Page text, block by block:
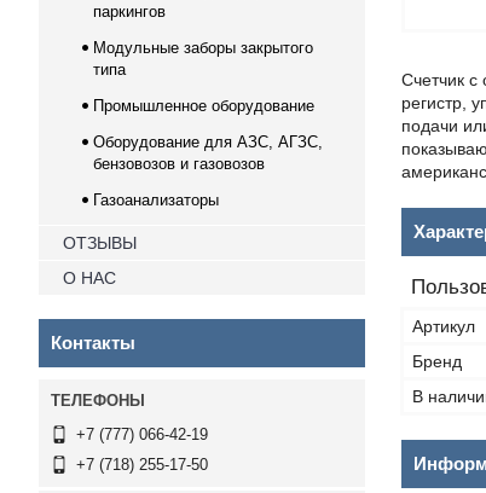
Счетчик
регистр,
подачи
Артикул
Бренд
В
паркингов
Модульные заборы закрытого
типа
Промышленное оборудование
Оборудование для АЗС, АГЗС,
бензовозов и газовозов
Газоанализаторы
ОТЗЫВЫ
О НАС
Контакты
+7 (777) 066-42-19
+7 (718) 255-17-50